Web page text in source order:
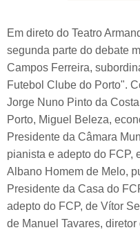
Em direto do Teatro
segunda parte do debate
Campos Ferreira,
Futebol Clube do Porto".
Jorge Nuno Pinto da
Porto, Miguel Beleza,
Presidente da Câmara
pianista e adepto do FCP,
Albano Homem de Melo,
Presidente da Casa do
adepto do FCP, de Vítor
de Manuel Tavares,